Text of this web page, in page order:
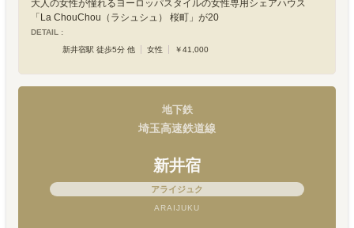
大人の女性が憧れるヨーロッパスタイルの女性専用シェアハウス
「La ChouChou（ラシュシュ） 桜町」が20
DETAIL :
新井宿駅 徒歩5分 他
女性 ￥41,000
地下鉄
埼玉高速鉄道線
新井宿
アライジュク
ARAIJUKU